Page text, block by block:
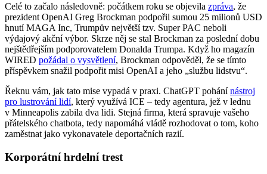
Celé to začalo následovně: počátkem roku se objevila zpráva, že
prezident OpenAI Greg Brockman podpořil sumou 25 milionů USD
hnutí MAGA Inc, Trumpův největší tzv. Super PAC neboli
výdajový akční výbor. Skrze něj se stal Brockman za poslední dobu
nejštědřejším podporovatelem Donalda Trumpa. Když ho magazín
WIRED požádal o vysvětlení, Brockman odpověděl, že se tímto
příspěvkem snažil podpořit misi OpenAI a jeho „službu lidstvu“.
Řeknu vám, jak tato mise vypadá v praxi. ChatGPT pohánínástroj
pro lustrování lidí, který využívá ICE – tedy agentura, jež v lednu
v Minneapolis zabila dva lidi. Stejná firma, která spravuje vašeho
přátelského chatbota, tedy napomáhá vládě rozhodovat o tom, koho
zaměstnat jako vykonavatele deportačních razií.
Korporátní hrdelní trest